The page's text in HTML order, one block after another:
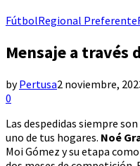
FútbolRegional Preferente
Mensaje a través
byPertusa2 noviembre,
0
Las despedidas siempre
uno de tus hogares. Noé
Moi Gómez y su etapa